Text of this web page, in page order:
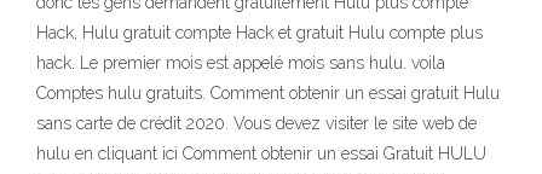
Hack, Hulu gratuit compte Hack et gratuit Hulu compte plus
hack. Le premier mois est appelé mois sans hulu. voila
Comptes hulu gratuits. Comment obtenir un essai gratuit Hulu
sans carte de crédit 2020. Vous devez visiter le site web de
hulu en cliquant ici Comment obtenir un essai Gratuit HULU